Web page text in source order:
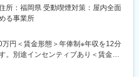
し、キャリアアップ」等、さまざまな
ています。
間～2ヶ月間は実施します。営業ス
の豊富なトレーナーから学び、基礎
資格・経験をお持ちの方であればご
所：福岡県 受動喫煙対策：屋内全面
る事業所
円＜賃金形態＞年俸制※年収を12分
。別途インセンティブあり＜賃金内